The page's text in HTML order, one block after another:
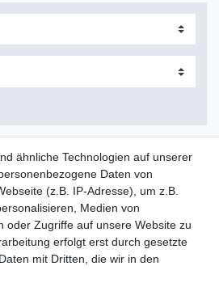
Lenkstange verstellbar 1T1419502L
Caddy 2K Touran 1T Original
€ *
In den Warenkorb
ähnliche Technologien auf unserer
Daten von
(z.B. IP-Adresse), um z.B.
Medien von
oder Zugriffe auf unsere Website zu
erfolgt erst durch gesetzte
mit Dritten, die wir in den